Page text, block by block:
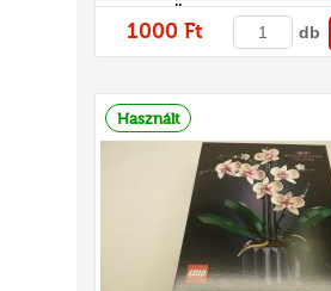
CSAK ÜRES DOBOZ!
1000 Ft db
Használt